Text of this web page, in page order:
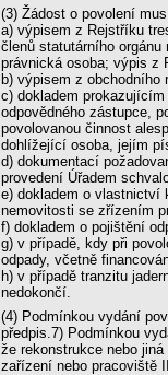
(3) Žádost o povolení
a) výpisem z Rejstříku
členů statutárního
právnická osoba; výpis z
b) výpisem z
c) dokladem
odpovědného zástupce,
povolovanou činnost
dohlížející osoba, jejím
d) dokumentací
provedení Úřadem
e) dokladem o vlastnictví
nemovitosti se zřízením
f) dokladem o pojištění
g) v případě, kdy při
odpady, včetně
h) v případě tranzitu
nedokončí.
(4) Podmínkou vydání
předpis.7) Podmínkou
že rekonstrukce nebo
zařízení nebo pracoviště